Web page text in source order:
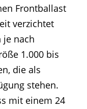
Frontballast
verzichtet
je nach
1.000 bis
die als
stehen.
mit einem 24